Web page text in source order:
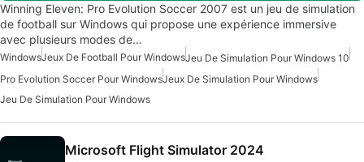
Winning Eleven: Pro Evolution Soccer 2007 est un jeu de simulation
de football sur Windows qui propose une expérience immersive
avec plusieurs modes de…
WindowsJeux De Football Pour WindowsJeu De Simulation Pour Windows 10
Pro Evolution Soccer Pour WindowsJeux De Simulation Pour Windows
Jeu De Simulation Pour Windows
Microsoft Flight Simulator 2024